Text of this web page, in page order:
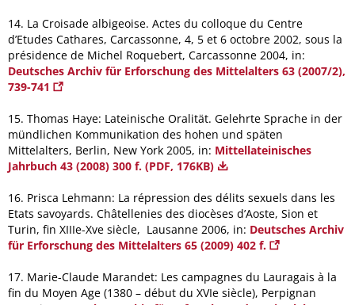
14. La Croisade albigeoise. Actes du colloque du Centre
d’Etudes Cathares, Carcassonne, 4, 5 et 6 octobre 2002, sous la
présidence de Michel Roquebert, Carcassonne 2004, in:
Deutsches Archiv für Erforschung des Mittelalters 63 (2007/2),
739-741
15. Thomas Haye: Lateinische Oralität. Gelehrte Sprache in der
mündlichen Kommunikation des hohen und späten
Mittelalters, Berlin, New York 2005, in: Mittellateinisches
Jahrbuch 43 (2008) 300 f. (PDF, 176KB)
16. Prisca Lehmann: La répression des délits sexuels dans les
Etats savoyards. Châtellenies des diocèses d’Aoste, Sion et
Turin, fin XIIIe-Xve siècle, Lausanne 2006, in: Deutsches Archiv
für Erforschung des Mittelalters 65 (2009) 402 f.
17. Marie-Claude Marandet: Les campagnes du Lauragais à la
fin du Moyen Age (1380 – début du XVIe siècle), Perpignan